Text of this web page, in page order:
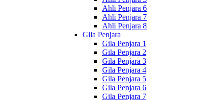
Ahli Penjara 6
Ahli Penjara 7
Ahli Penjara 8
Gila Penjara
Gila Penjara 1
Gila Penjara 2
Gila Penjara 3
Gila Penjara 4
Gila Penjara 5
Gila Penjara 6
Gila Penjara 7